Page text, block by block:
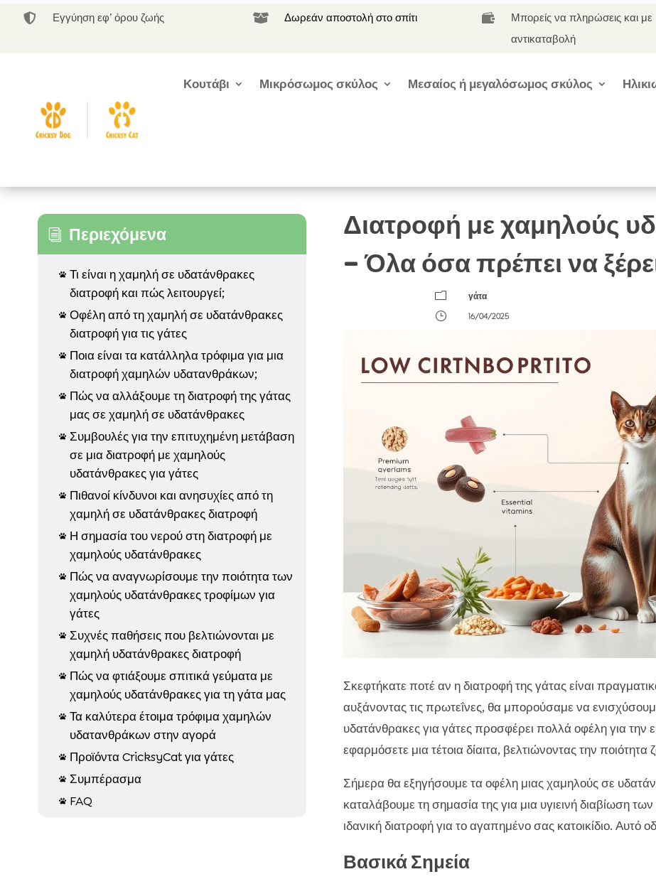
 Εγγύηση εφ’ όρου ζωής  Δωρεάν αποστολή στο σπίτι 
Μπορείς να πληρώσεις και με
αντικαταβολή
Κουτάβι Μικρόσωμος σκύλος Μεσαίος ή μεγαλόσωμος σκύλος
i Περιεχόμενα
 Τι είναι η χαμηλή σε υδατάνθρακες
διατροφή και πώς λειτουργεί;
 Οφέλη από τη χαμηλή σε υδατάνθρακες
διατροφή για τις γάτες

Ποια είναι τα κατάλληλα τρόφιμα για μια
διατροφή χαμηλών υδατανθράκων;

Πώς να αλλάξουμε τη διατροφή της γάτας
μας σε χαμηλή σε υδατάνθρακες
 Συμβουλές για την επιτυχημένη μετάβαση
σε μια διατροφή με χαμηλούς
υδατάνθρακες για γάτες

Πιθανοί κίνδυνοι και ανησυχίες από τη
χαμηλή σε υδατάνθρακες διατροφή

Η σημασία του νερού στη διατροφή με
χαμηλούς υδατάνθρακες

Πώς να αναγνωρίσουμε την ποιότητα των
χαμηλούς υδατάνθρακες τροφίμων για
γάτες
 Συχνές παθήσεις που βελτιώνονται με
χαμηλή υδατάνθρακες διατροφή

Πώς να φτιάξουμε σπιτικά γεύματα με
χαμηλούς υδατάνθρακες για τη γάτα μας
 Τα καλύτερα έτοιμα τρόφιμα χαμηλών
υδατανθράκων στην αγορά
 Προϊόντα CricksyCat για γάτες
 Συμπέρασμα
 FAQ
Διατροφή με χαμηλούς
– Όλα όσα πρέπει να
m
γάτα
}
16/04/2025
Σκεφτήκατε ποτέ αν η διατροφή της γάτας είναι
αυξάνοντας τις πρωτεΐνες, θα μπορούσαμε να
υδατάνθρακες για γάτες προσφέρει πολλά οφέλη για
εφαρμόσετε μια τέτοια δίαιτα, βελτιώνοντας την ποιότητα
Σήμερα θα εξηγήσουμε τα οφέλη μιας χαμηλούς σε
καταλάβουμε τη σημασία της για μια υγιεινή διαβίωση
ιδανική διατροφή για το αγαπημένο σας κατοικίδιο. Αυτό
Βασικά Σημεία